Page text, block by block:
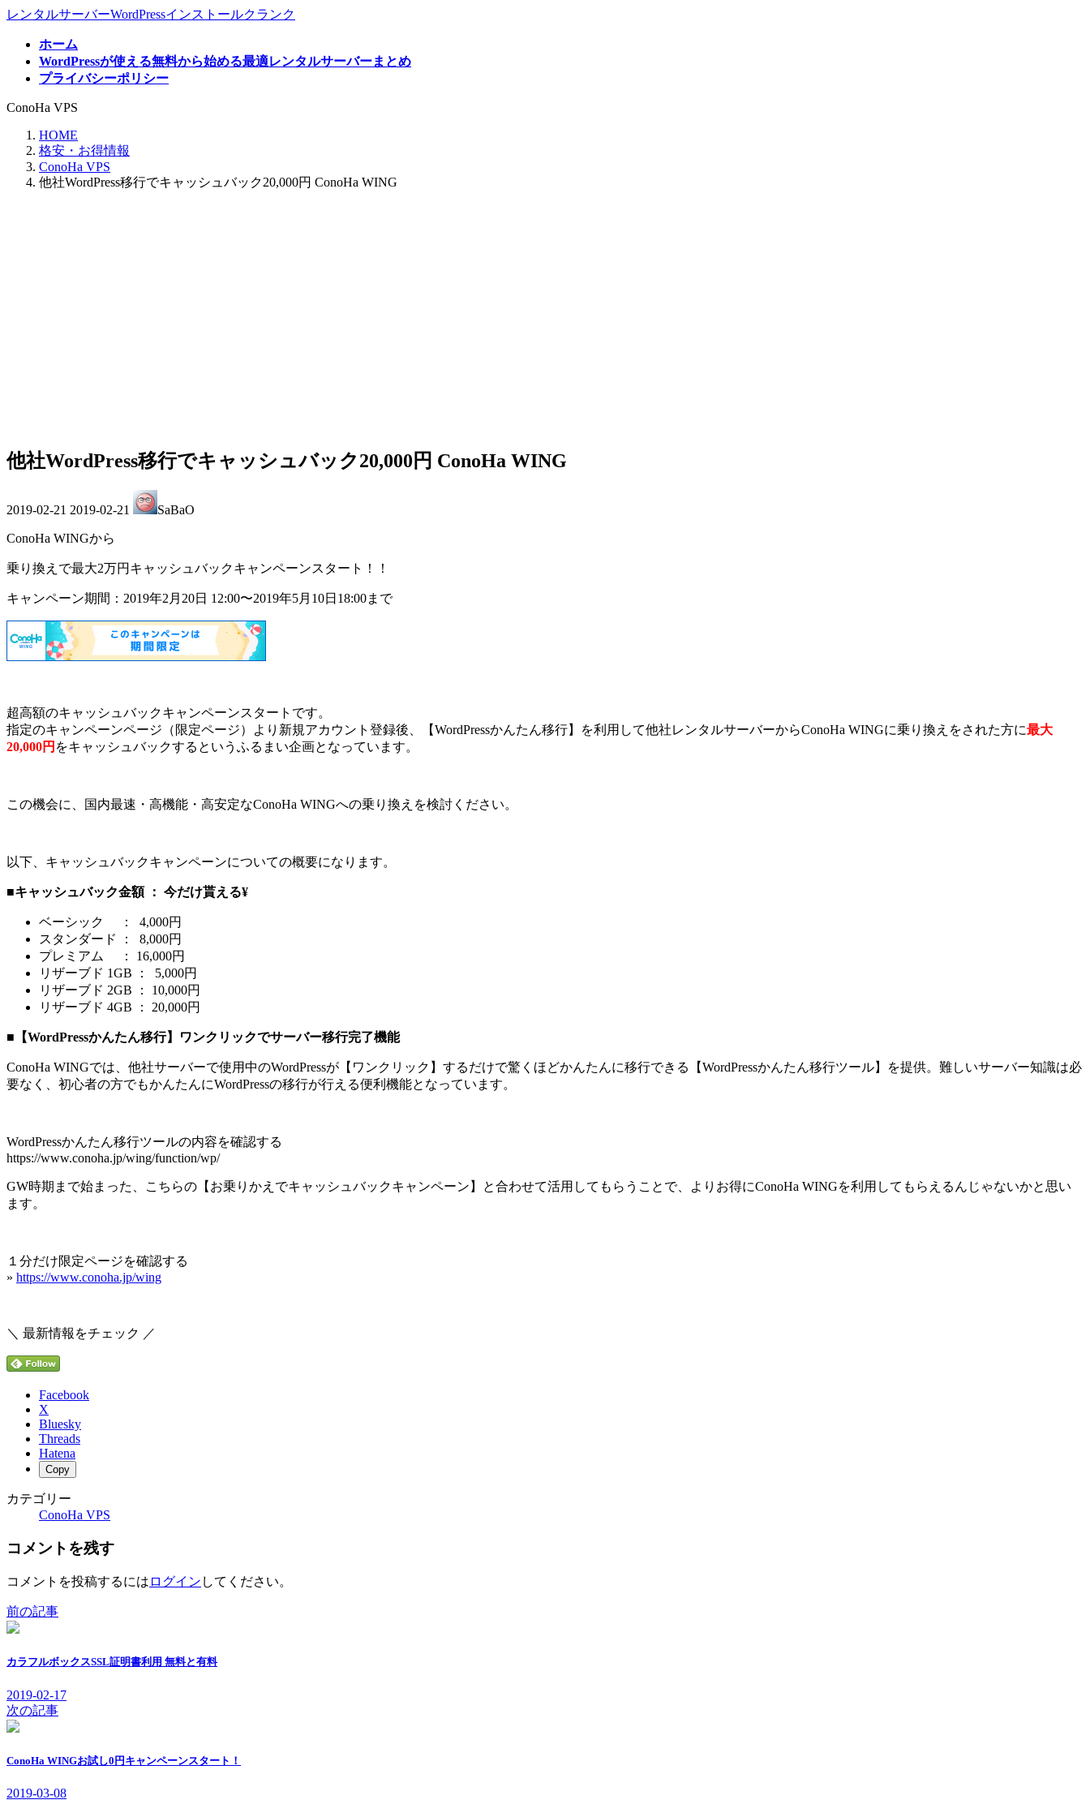
コ
ス
ナ
ン
レンタルサーバーWordPressインストールクランク
ホーム
WordPressが使える無料から始める最適レンタルサーバーまとめ
プライバシーポリシー
ConoHa VPS
HOME
格安・お得情報
ConoHa VPS
他社WordPress移行でキャッシュバック20,000円 ConoHa WING
他社WordPress移行でキャッシュバック20,000円 ConoHa WING
2019-02-21 終
更
日
:
2019-02-21 SaBaO
ConoHa WINGから
乗り換えで最大2万円キャッシュバックキャンペーンスタート！！
キャンペーン期間：2019年2月20日 12:00〜2019年5月10日18:00まで
超高額のキャッシュバックキャンペーンスタートです。
指定のキャンペーンページ（限定ページ）より新規アカウント登録後、【WordPressかんたん移行】を利用して他社レンタルサーバーからConoHa WINGに乗り換えをされた方に最大
20,000円 をキャッシュバックするというふるまい企画となっています。
この機会に、国内最速・高機能・高安定なConoHa WINGへの乗り換えを検討ください。
以下、キャッシュバックキャンペーンについての概要になります。
■キャッシュバック金額 ： 今だけ貰える¥
ベーシック ： 4,000円
スタンダード ： 8,000円
プレミアム ： 16,000円
リザーブド 1GB ： 5,000円
リザーブド 2GB ： 10,000円
リザーブド 4GB ： 20,000円
■ 【WordPressかんたん移行】ワンクリックでサーバー移行完了機能
ConoHa WINGでは、他社サーバーで使用中のWordPressが【ワンクリック】するだけで驚くほどかんたんに移行できる【WordPressかんたん移行ツール】を提供。難しいサーバー知識は必
要なく、初心者の方でもかんたんにWordPressの移行が行える便利機能となっています。
WordPressかんたん移行ツールの内容を確認する
https://www.conoha.jp/wing/function/wp/
GW時期まで始まった、こちらの【お乗りかえでキャッシュバックキャンペーン】と合わせて活用してもらうことで、よりお得にConoHa WINGを利用してもらえるんじゃないかと思い
ます。
１分だけ限定ページを確認する
» https://www.conoha.jp/wing
＼ 最新情報をチェック ／
Facebook
X
Bluesky
Threads
Hatena
Copy
カテゴリー
ConoHa VPS
コメントを残す
コメントを投稿するには ログイン してください。
前の記事
カラフルボックスSSL証明書利用 無料と有料
2019-02-17
次の記事
ConoHa WINGお試し0円キャンペーンスタート！
2019-03-08